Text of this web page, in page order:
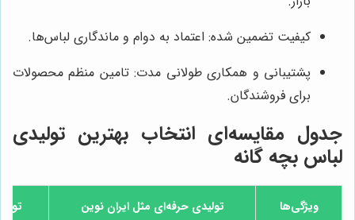
کیفیت تضمین شده: اعتماد به دوام و ماندگاری لباس‌ها.
پشتیبانی و همکاری طولانی مدت: تامین منظم محصولات
برای فروشندگان.
جدول مقایسه‌ای انتخاب بهترین تولیدی
لباس بچه گانه
ویژگی‌ها تولیدی حرفه‌ای مثل ایران نوین